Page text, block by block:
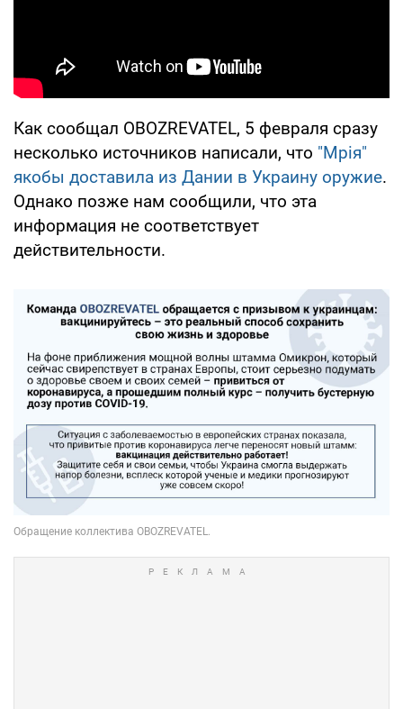
Как сообщал OBOZREVATEL, 5 февраля сразу
несколько источников написали, что "Мрія"
якобы доставила из Дании в Украину оружие.
Однако позже нам сообщили, что эта
информация не соответствует
действительности.